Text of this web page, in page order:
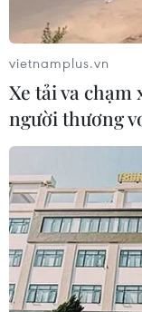
vietnamplus.vn
Xe tải va
người thương